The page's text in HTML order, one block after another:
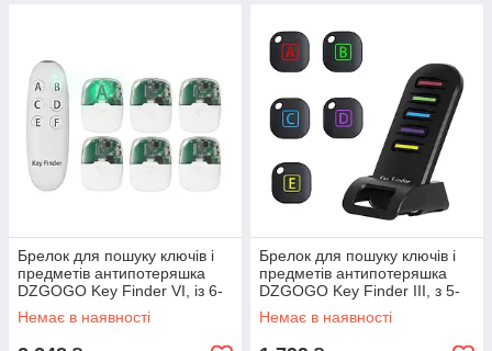
Брелок для пошуку ключів і
предметів антипотеряшка
DZGOGO Key Finder VI, із 6-
ти світлозвуковими
маячками!
Немає в наявності
Брелок для пошуку ключів і
предметів антипотеряшка
DZGOGO Key Finder III, з 5-
ти маячками
Немає в наявності